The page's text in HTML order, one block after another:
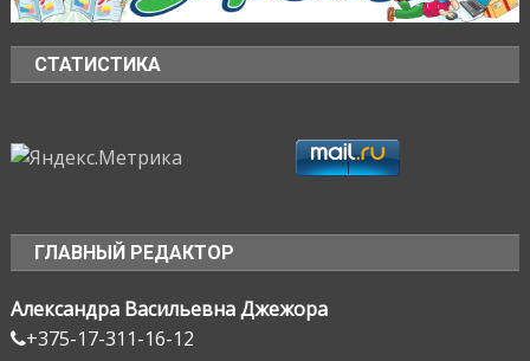
СТАТИСТИКА
ГЛАВНЫЙ РЕДАКТОР
Александра Васильевна Джежора
+375-17-311-16-12